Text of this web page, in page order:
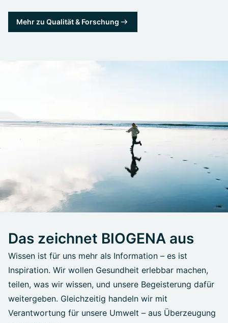
Mehr zu Qualität & Forschung
Das zeichnet BIOGENA aus
Wissen ist für uns mehr als Information – es ist
Inspiration. Wir wollen Gesundheit erlebbar machen,
teilen, was wir wissen, und unsere Begeisterung dafür
weitergeben. Gleichzeitig handeln wir mit
Verantwortung für unsere Umwelt – aus Überzeugung